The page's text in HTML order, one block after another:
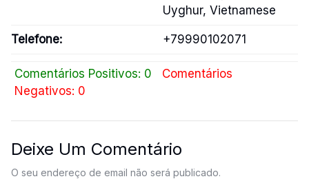
Uyghur, Vietnamese
Telefone: +79990102071
Comentários Positivos: 0
Comentários
Negativos: 0
Deixe Um Comentário
O seu endereço de email não será publicado.